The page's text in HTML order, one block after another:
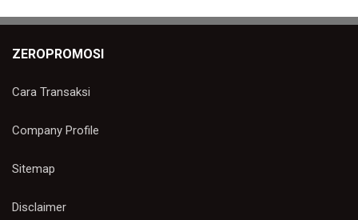
ZEROPROMOSI
Cara Transaksi
Company Profile
Sitemap
Disclaimer